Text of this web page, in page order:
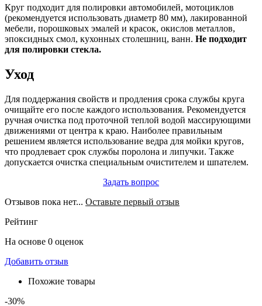
Круг подходит для полировки автомобилей, мотоциклов
(рекомендуется использовать диаметр 80 мм), лакированной
мебели, порошковых эмалей и красок, окислов металлов,
эпоксидных смол, кухонных столешниц, ванн. Не подходит
для полировки стекла.
Уход
Для поддержания свойств и продления срока службы круга
очищайте его после каждого использования. Рекомендуется
ручная очистка под проточной теплой водой массирующими
движениями от центра к краю. Наиболее правильным
решением является использование ведра для мойки кругов,
что продлевает срок службы поролона и липучки. Также
допускается очистка специальным очистителем и шпателем.
Задать вопрос
Отзывов пока нет... Оставьте первый отзыв
Рейтинг
На основе 0 оценок
Добавить отзыв
Похожие товары
-30%